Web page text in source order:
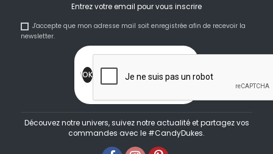
Entrez votre email pour vous inscrire
J'accepte que mon adresse mail soit enregistrée afin de recevoir la
newsletter.
Découvez notre univers, suivez notre actualité et partagez vos
commandes avec le #CandyDukes.